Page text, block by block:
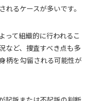
るケースが多いです。
って組織的に行われるこ
など、捜査すべき点も多
柄を勾留される可能性が